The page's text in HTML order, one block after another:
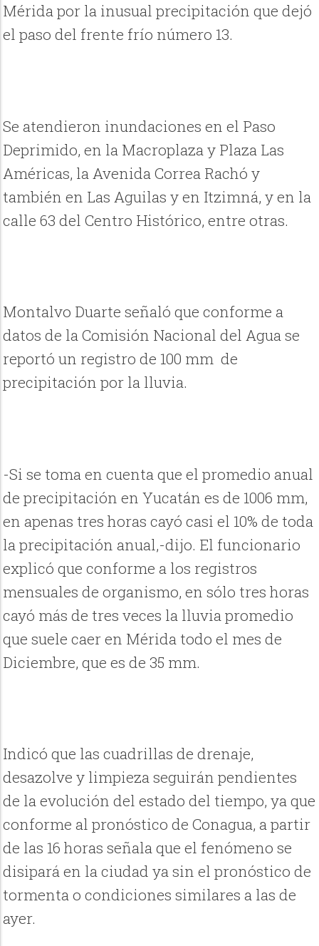
Mérida por la inusual precipitación que dejó
el paso del frente frío número 13.
Se atendieron inundaciones en el Paso
Deprimido, en la Macroplaza y Plaza Las
Américas, la Avenida Correa Rachó y
también en Las Aguilas y en Itzimná, y en la
calle 63 del Centro Histórico, entre otras.
Montalvo Duarte señaló que conforme a
datos de la Comisión Nacional del Agua se
reportó un registro de 100 mm de
precipitación por la lluvia.
-Si se toma en cuenta que el promedio anual
de precipitación en Yucatán es de 1006 mm,
en apenas tres horas cayó casi el 10% de toda
la precipitación anual,-dijo. El funcionario
explicó que conforme a los registros
mensuales de organismo, en sólo tres horas
cayó más de tres veces la lluvia promedio
que suele caer en Mérida todo el mes de
Diciembre, que es de 35 mm.
Indicó que las cuadrillas de drenaje,
desazolve y limpieza seguirán pendientes
de la evolución del estado del tiempo, ya que
conforme al pronóstico de Conagua, a partir
de las 16 horas señala que el fenómeno se
disipará en la ciudad ya sin el pronóstico de
tormenta o condiciones similares a las de
ayer.